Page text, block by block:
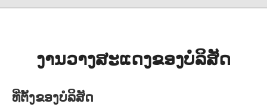
ງານວາງສະແດງຂອງບໍລິສັດ
ທີ່ຕັ້ງຂອງບໍລິສັດ